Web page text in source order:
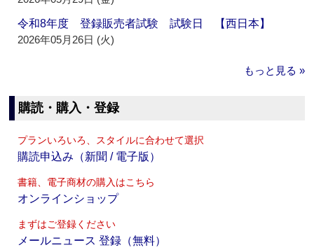
令和8年度 登録販売者試験 試験日 【西日本】
2026年05月26日 (火)
もっと見る »
購読・購入・登録
プランいろいろ、スタイルに合わせて選択
購読申込み（新聞 / 電子版）
書籍、電子商材の購入はこちら
オンラインショップ
まずはご登録ください
メールニュース 登録（無料）